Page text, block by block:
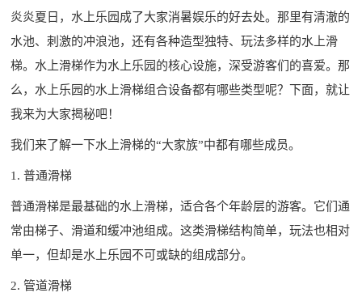
炎炎夏日，水上乐园成了大家消暑娱乐的好去处。那里有清澈的
水池、刺激的冲浪池，还有各种造型独特、玩法多样的水上滑
梯。水上滑梯作为水上乐园的核心设施，深受游客们的喜爱。那
么，水上乐园的水上滑梯组合设备都有哪些类型呢？下面，就让
我来为大家揭秘吧！
我们来了解一下水上滑梯的“大家族”中都有哪些成员。
1. 普通滑梯
普通滑梯是最基础的水上滑梯，适合各个年龄层的游客。它们通
常由梯子、滑道和缓冲池组成。这类滑梯结构简单，玩法也相对
单一，但却是水上乐园不可或缺的组成部分。
2. 管道滑梯